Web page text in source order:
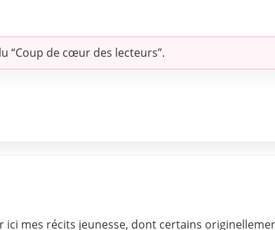
“Coup de cœur des lecteurs”.
ici mes récits jeunesse, dont certains